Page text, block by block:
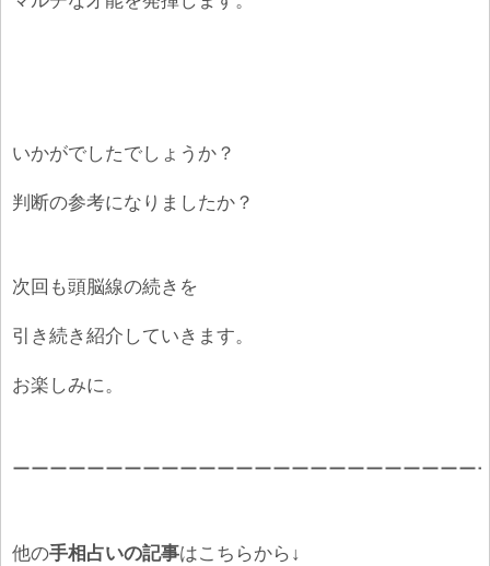
いかがでしたでしょうか？
判断の参考になりましたか？
次回も頭脳線の続きを
引き続き紹介していきます。
お楽しみに。
ーーーーーーーーーーーーーーーーーーーーーーーーー
他の手相占いの記事はこちらから↓